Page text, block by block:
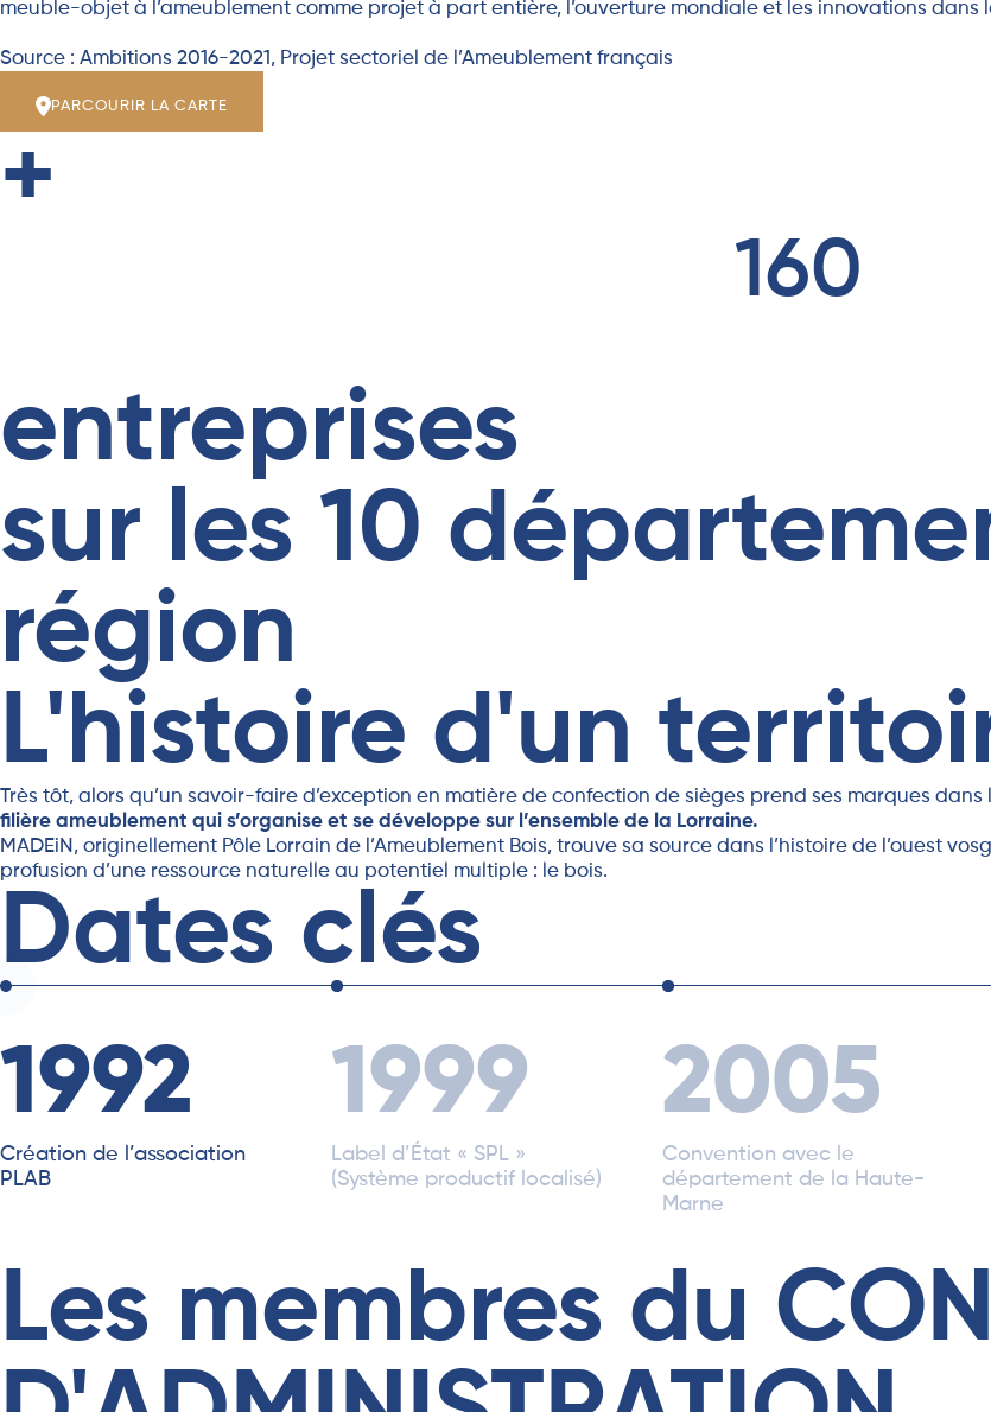
meuble-objet à l’ameublement comme projet à part entière, l’ouverture mondiale et les innovations
Source : Ambitions 2016-2021, Projet sectoriel de l’Ameublement français
PARCOURIR LA CARTE
+
160
entreprises
sur les 10
région
L'histoire d'un
Très tôt, alors qu’un savoir-faire d’exception en matière de confection de sièges prend ses marques
filière ameublement qui s’organise et se développe sur l’ensemble de la Lorraine.
MADEiN, originellement Pôle Lorrain de l’Ameublement Bois, trouve sa source dans l’histoire de l’ouest
profusion d’une ressource naturelle au potentiel multiple : le bois.
Dates clés
1992
Création de l’association
PLAB
1999
Label d’État « SPL »
(Système productif localisé)
2005
Convention avec le
département de la Haute-
Marne
Les membres du